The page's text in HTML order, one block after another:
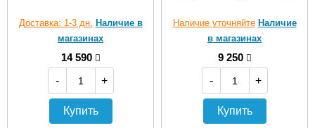
Доставка: 1-3 дн. Наличие в
магазинах
14 590
-
+
Купить
Наличие уточняйте Наличие
в магазинах
9 250
-
+
Купить